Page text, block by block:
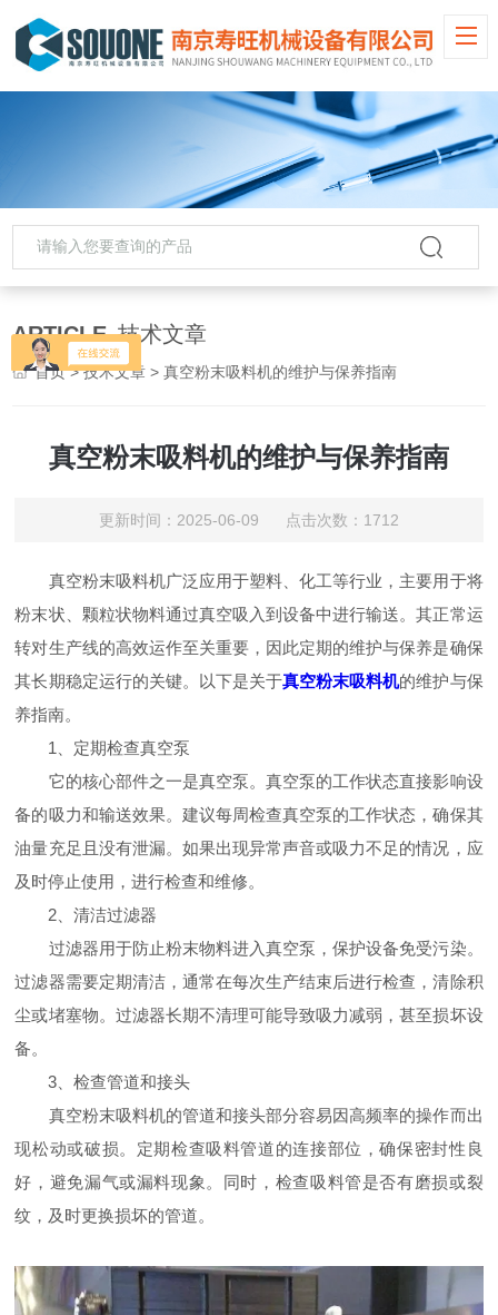
ARTICLE 技术文章
首页>技术文章 > 真空粉末吸料机的维护与保养指南
真空粉末吸料机的维护与保养指南
更新时间：2025-06-09 点击次数：1712
真空粉末吸料机广泛应用于塑料、化工等行业，主要用于将
粉末状、颗粒状物料通过真空吸入到设备中进行输送。其正常运
转对生产线的高效运作至关重要，因此定期的维护与保养是确保
其长期稳定运行的关键。以下是关于真空粉末吸料机的维护与保
养指南。
1、定期检查真空泵
它的核心部件之一是真空泵。真空泵的工作状态直接影响设
备的吸力和输送效果。建议每周检查真空泵的工作状态，确保其
油量充足且没有泄漏。如果出现异常声音或吸力不足的情况，应
及时停止使用，进行检查和维修。
2、清洁过滤器
过滤器用于防止粉末物料进入真空泵，保护设备免受污染。
过滤器需要定期清洁，通常在每次生产结束后进行检查，清除积
尘或堵塞物。过滤器长期不清理可能导致吸力减弱，甚至损坏设
备。
3、检查管道和接头
真空粉末吸料机的管道和接头部分容易因高频率的操作而出
现松动或破损。定期检查吸料管道的连接部位，确保密封性良
好，避免漏气或漏料现象。同时，检查吸料管是否有磨损或裂
纹，及时更换损坏的管道。